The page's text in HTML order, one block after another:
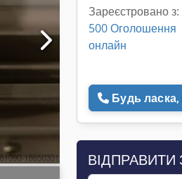
Зареєстровано
500 Оголошення
онлайн
Будь ласка,
ВІДПРАВИТИ